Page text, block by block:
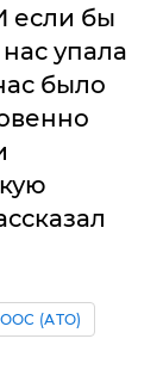
если бы
упала
было
ООС (АТО)